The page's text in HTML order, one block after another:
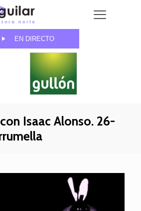
EN DIRECTO
Isaac Alonso. 26-